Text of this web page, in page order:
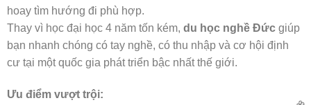
🌸
hoay tìm hướng đi phù hợp.
Thay vì học đại học 4 năm tốn kém, du học nghề Đức giúp
bạn nhanh chóng có tay nghề, có thu nhập và cơ hội định
cư tại một quốc gia phát triển bậc nhất thế giới.
Ưu điểm vượt trội: